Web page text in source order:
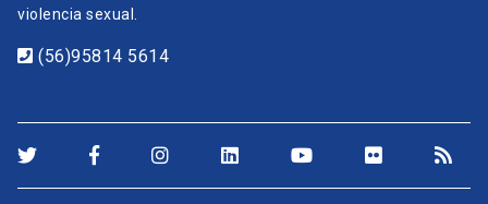
violencia sexual.
(56)95814 5614